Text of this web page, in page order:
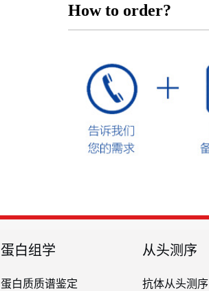
How to order?
蛋白组学
蛋白质质谱鉴定
从头测序
抗体从头测序